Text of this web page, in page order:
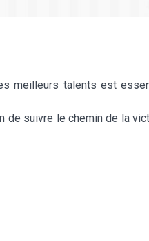
meilleurs talents est
de suivre le chemin de la